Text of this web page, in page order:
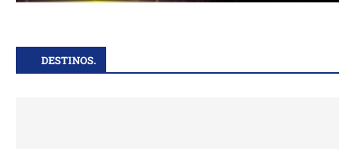
DESTINOS.